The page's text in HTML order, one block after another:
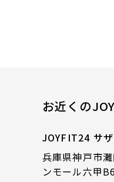
お近くの
JOYFIT24 サ
兵庫県神戸市
ンモール六甲